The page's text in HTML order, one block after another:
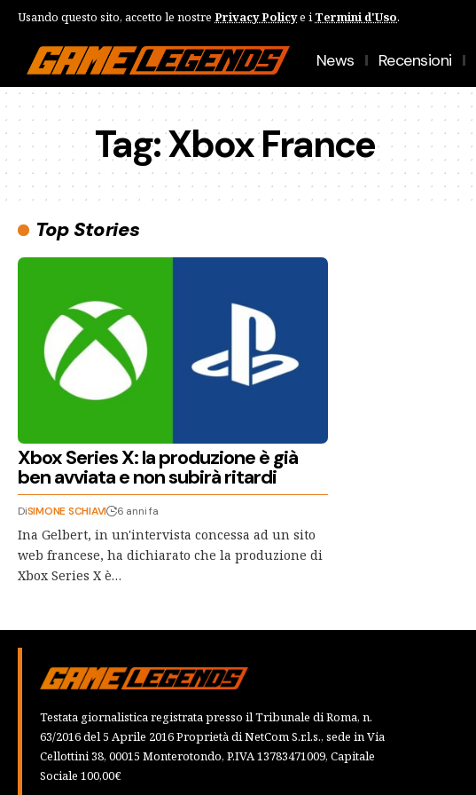
Usando questo sito, accetto le nostre Privacy Policye i Termini d'Uso.
News Recensioni
Tag:Xbox France
Top Stories
Xbox Series X: la produzione è già
ben avviata e non subirà ritardi
DiSIMONE SCHIAVI 6 anni fa
Ina Gelbert, in un'intervista concessa ad un sito
web francese, ha dichiarato che la produzione di
Xbox Series X è…
Testata giornalistica registrata presso il Tribunale di Roma, n.
63/2016 del 5 Aprile 2016 Proprietà di NetCom S.r.l.s., sede in Via
Cellottini 38, 00015 Monterotondo, P.IVA 13783471009, Capitale
Sociale 100,00€